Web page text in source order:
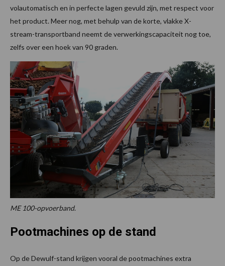
volautomatisch en in perfecte lagen gevuld zijn, met respect voor
het product. Meer nog, met behulp van de korte, vlakke X-
stream-transportband neemt de verwerkingscapaciteit nog toe,
zelfs over een hoek van 90 graden.
ME 100-opvoerband.
Pootmachines op de stand
Op de Dewulf-stand krijgen vooral de pootmachines extra